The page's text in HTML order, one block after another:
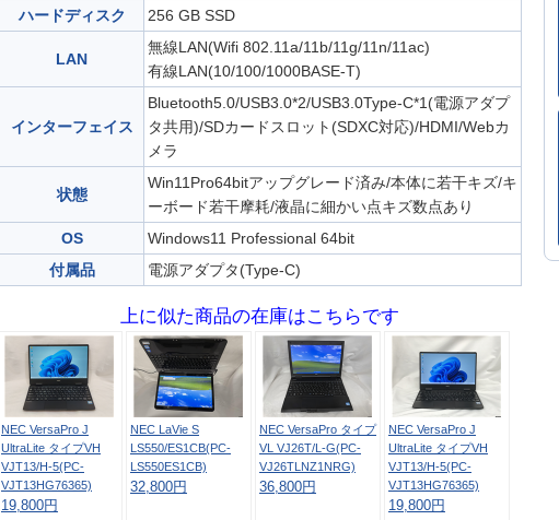
ハードディスク
256 GB SSD
LAN
無線LAN(Wifi 802.11a/11b/11g/11n/11ac)
有線LAN(10/100/1000BASE-T)
インターフェイス
Bluetooth5.0/USB3.0*2/USB3.0Type-C*1(電源アダプ
タ共用)/SDカードスロット(SDXC対応)/HDMI/Webカ
メラ
状態
Win11Pro64bitアップグレード済み/本体に若干キズ/キ
ーボード若干摩耗/液晶に細かい点キズ数点あり
OS
Windows11 Professional 64bit
付属品
電源アダプタ(Type-C)
上に似た商品の在庫はこちらです
NEC VersaPro J
UltraLite タイプVH
VJT13/H-5(PC-
VJT13HG76365)
19,800円
NEC LaVie S
LS550/ES1CB(PC-
LS550ES1CB)
32,800円
NEC VersaPro タイプ
VL VJ26T/L-G(PC-
VJ26TLNZ1NRG)
36,800円
NEC VersaPro J
UltraLite タイプVH
VJT13/H-5(PC-
VJT13HG76365)
19,800円